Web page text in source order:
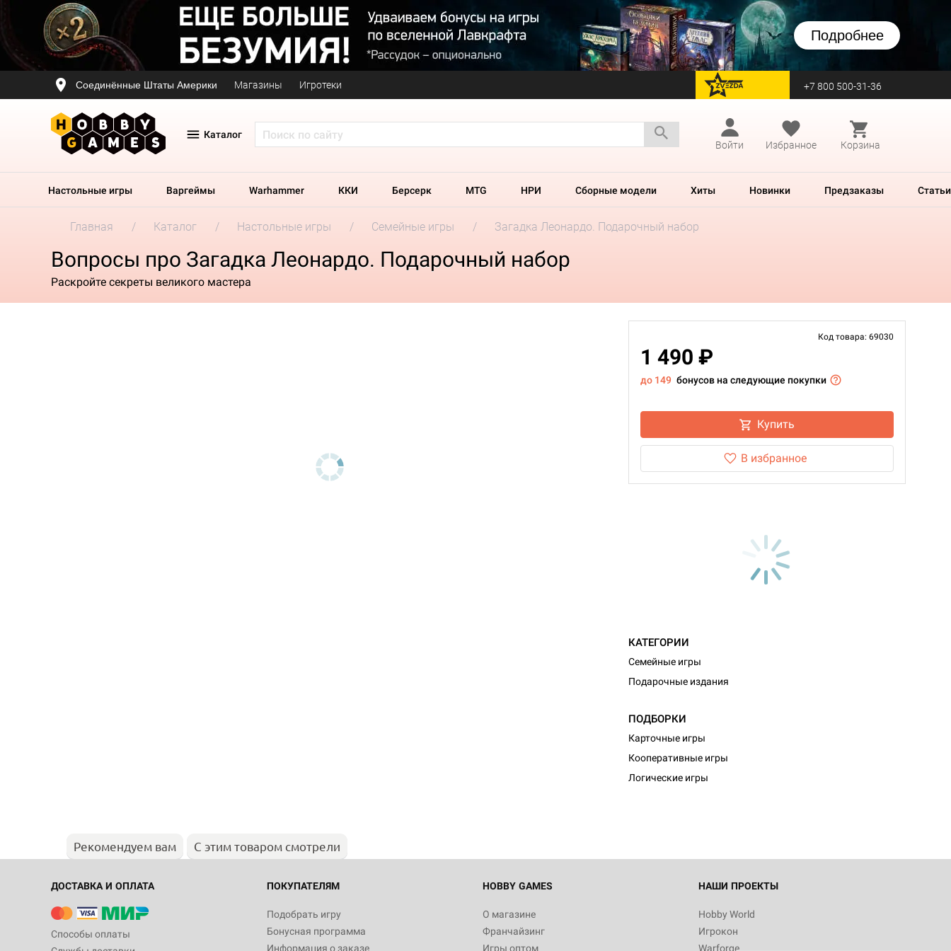
Подробнее
Соединённые Штаты Америки Магазины Игротеки перейти на Zvezda +7 800 500-31-36
Каталог
Войти
Избранное Корзина
Настольные игры Варгеймы Warhammer ККИ Берсерк MTG НРИ Сборные модели Хиты Новинки Предзаказы Статьи
Главная Каталог Настольные игры Семейные игры Загадка Леонардо. Подарочный набор
Вопросы про Загадка Леонардо. Подарочный набор
Раскройте секреты великого мастера
Код товара: 69030
1 490 ₽
до 149 бонусов на следующие покупки
Купить
В избранное
КАТЕГОРИИ
Семейные игры
Подарочные издания
ПОДБОРКИ
Карточные игры
Кооперативные игры
Логические игры
Рекомендуем вам С этим товаром смотрели
ДОСТАВКА И ОПЛАТА
Способы оплаты
ПОКУПАТЕЛЯМ
Подобрать игру
Бонусная программа
Информация о заказе
HOBBY GAMES
О магазине
Франчайзинг
Игры оптом
НАШИ ПРОЕКТЫ
Hobby World
Игрокон
Warforge